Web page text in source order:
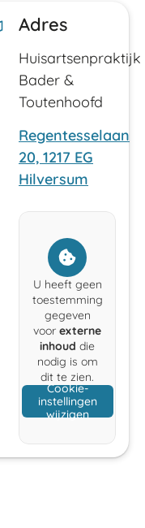
Adres
Huisartsenpraktijk
Bader &
Toutenhoofd
Regentesselaan
20, 1217 EG
Hilversum
U heeft geen
toestemming
gegeven
voor externe
inhoud die
nodig is om
dit te zien.
Cookie-
instellingen
wijzigen